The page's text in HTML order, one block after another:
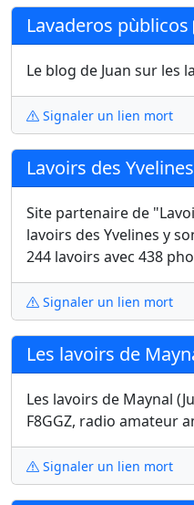
Lavaderos pùblicos
Le blog de Juan sur les
Signaler un lien mort
Lavoirs des Yvelines
Site partenaire de
lavoirs des Yvelines y
244 lavoirs avec 438
Signaler un lien mort
Les lavoirs de
Les lavoirs de Maynal
F8GGZ, radio amateur
Signaler un lien mort